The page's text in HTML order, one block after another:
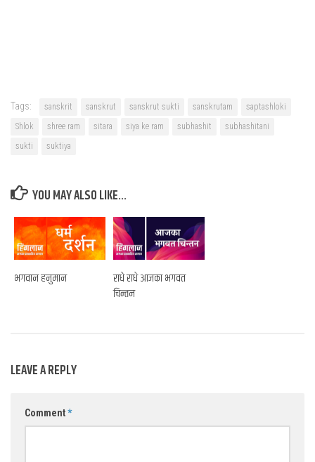
Tags: sanskrit sanskrut sanskrut sukti sanskrutam
saptashloki
Shlok
shree ram sitara siya ke ram subhashit
subhashitani
sukti
suktiya
YOU MAY ALSO LIKE...
भगवान हनुमान
राधे राधे आजका भगवत
चिन्तन
LEAVE A REPLY
Comment*